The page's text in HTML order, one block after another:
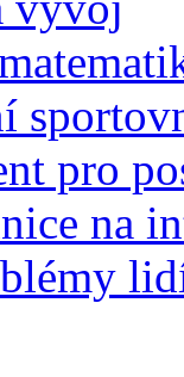
vývoj
pro
na